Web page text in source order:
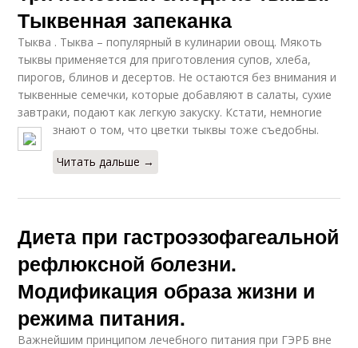
Тыквенная запеканка
Тыква . Тыква – популярный в кулинарии овощ. Мякоть
тыквы применяется для приготовления супов, хлеба,
пирогов, блинов и десертов. Не остаются без внимания и
тыквенные семечки, которые добавляют в салаты, сухие
завтраки, подают как легкую закуску. Кстати, немногие
знают о том, что цветки тыквы тоже съедобны.
Читать дальше →
Диета при гастроэзофагеальной
рефлюксной болезни.
Модификация образа жизни и
режима питания.
Важнейшим принципом лечебного питания при ГЭРБ вне